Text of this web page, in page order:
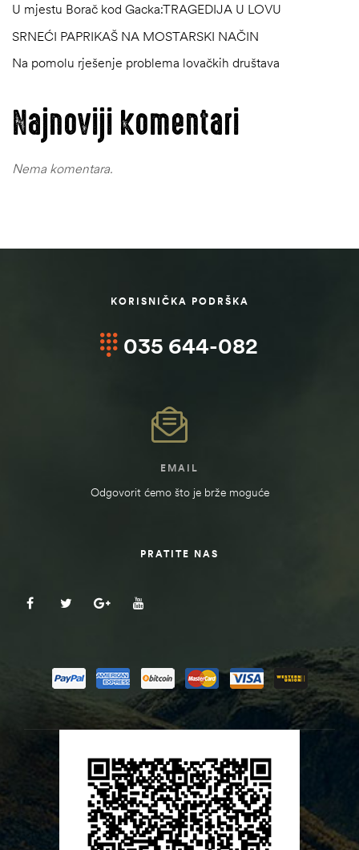
U mjestu Borač kod Gacka:TRAGEDIJA U LOVU
SRNEĆI PAPRIKAŠ NA MOSTARSKI NAČIN
Na pomolu rješenje problema lovačkih društava
Najnoviji komentari
Nema komentara.
KORISNIČKA PODRŠKA
035 644-082
EMAIL
Odgovorit ćemo što je brže moguće
PRATITE NAS